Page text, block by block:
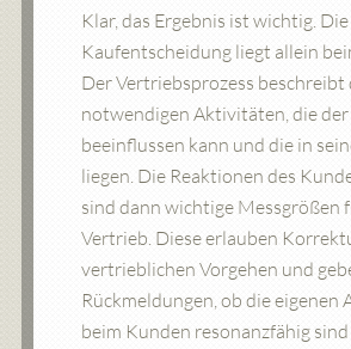
Klar, das Ergebnis ist wichtig. Die
Kaufentscheidung liegt allein
Der Vertriebsprozess beschreibt
notwendigen Aktivitäten, die
beeinflussen kann und die in
liegen. Die Reaktionen des
sind dann wichtige Messgrößen
Vertrieb. Diese erlauben
vertrieblichen Vorgehen und
Rückmeldungen, ob die eigenen
beim Kunden resonanzfähig